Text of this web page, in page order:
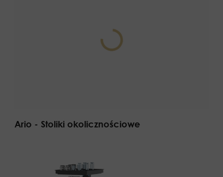
Ario - Stoliki okolicznościowe